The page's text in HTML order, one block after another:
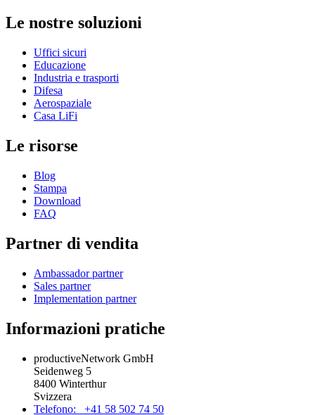
Le nostre soluzioni
Uffici sicuri
Educazione
Industria e trasporti
Difesa
Aerospaziale
Casa LiFi
Le risorse
Blog
Stampa
Download
FAQ
Partner di vendita
Ambassador partner
Sales partner
Implementation partner
Informazioni pratiche
productiveNetwork GmbH
Seidenweg 5
8400 Winterthur
Svizzera
Telefono: +41 58 502 74 50